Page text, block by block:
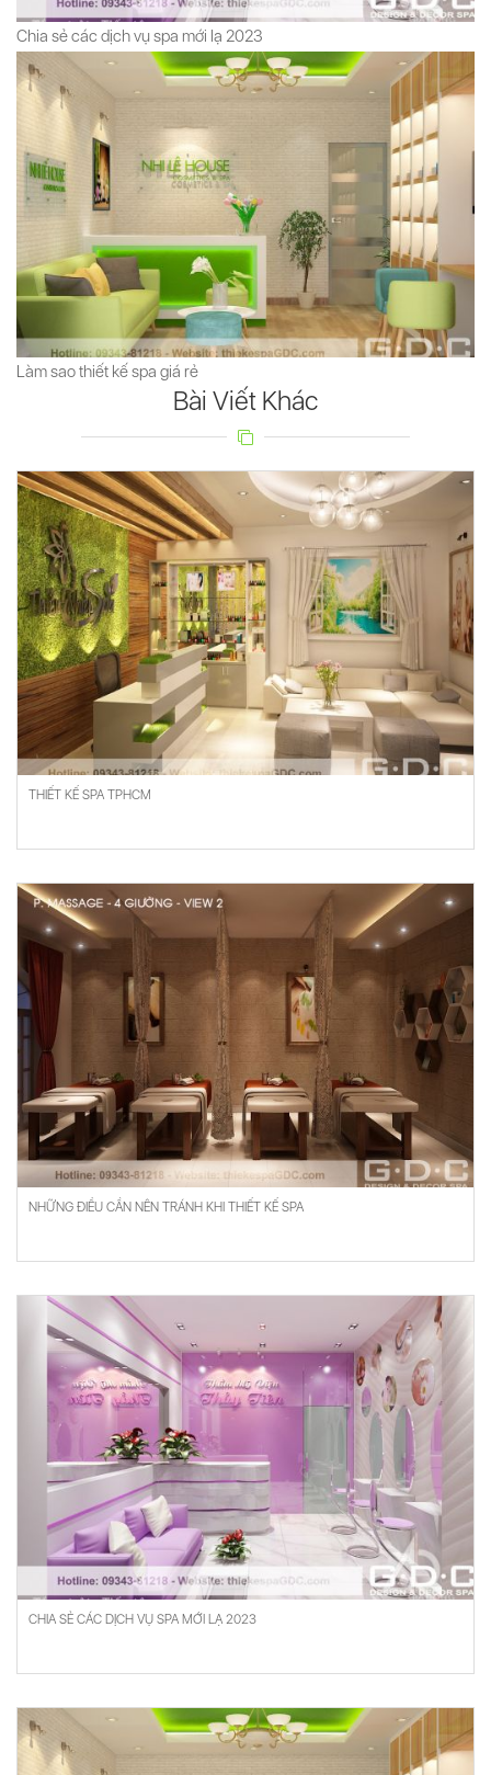
Chia sẻ các dịch vụ spa mới lạ 2023
Làm sao thiết kế spa giá rẻ
Bài Viết Khác
THIẾT KẾ SPA TPHCM
NHỮNG ĐIỀU CẦN NÊN TRÁNH KHI THIẾT KẾ SPA
CHIA SẺ CÁC DỊCH VỤ SPA MỚI LẠ 2023